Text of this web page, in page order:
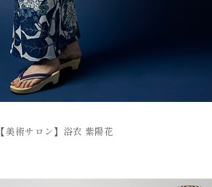
【美術サロン】浴衣 紫陽花